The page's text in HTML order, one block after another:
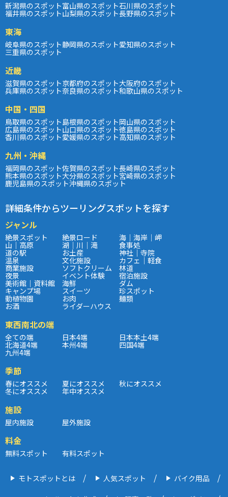
新潟県のスポット富山県のスポット石川県のスポット
福井県のスポット山梨県のスポット長野県のスポット
東海
岐阜県のスポット静岡県のスポット愛知県のスポット
三重県のスポット
近畿
滋賀県のスポット京都府のスポット大阪府のスポット
兵庫県のスポット奈良県のスポット和歌山県のスポット
中国・四国
鳥取県のスポット島根県のスポット岡山県のスポット
広島県のスポット山口県のスポット徳島県のスポット
香川県のスポット愛媛県のスポット高知県のスポット
九州・沖縄
福岡県のスポット佐賀県のスポット長崎県のスポット
熊本県のスポット大分県のスポット宮崎県のスポット
鹿児島県のスポット沖縄県のスポット
詳細条件からツーリングスポットを探す
ジャンル
絶景スポット 絶景ロード 海｜海岸｜岬
山｜高原 湖｜川｜滝 食事処
道の駅 お土産 神社｜寺院
温泉 文化施設 カフェ｜軽食
商業施設 ソフトクリーム 林道
夜景 イベント体験 宿泊施設
美術館｜資料館 海鮮 ダム
キャンプ場 スイーツ 珍スポット
動植物園 お肉 麺類
お酒 ライダーハウス
東西南北の端
全ての端 日本4端 日本本土4端
北海道4端 本州4端 四国4端
九州4端
季節
春にオススメ 夏にオススメ 秋にオススメ
冬にオススメ 年中オススメ
施設
屋内施設 屋外施設
料金
無料スポット 有料スポット
モトスポットとは 人気スポット バイク用品